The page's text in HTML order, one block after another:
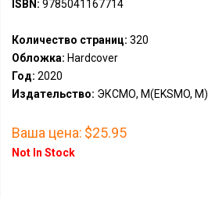
ISBN: 9785041167714
Количество страниц: 320
Обложка: Hardcover
Год: 2020
Издательство: ЭКСМО, М(EKSMO, M)
Ваша цена: $25.95
Not In Stock